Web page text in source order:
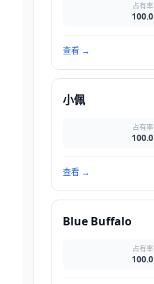
占有率
100.0
查看 →
小佩
占有率
100.0
查看 →
Blue Buffalo
占有率
100.0